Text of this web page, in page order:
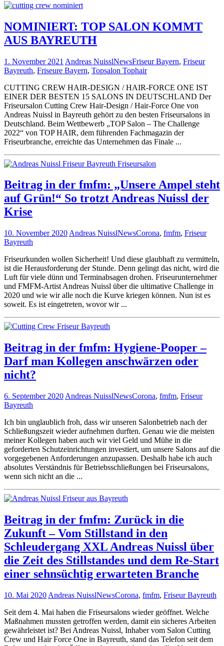
NOMINIERT: TOP SALON KOMMT
AUS BAYREUTH
1. November 2021 Andreas NuisslNewsFriseur Bayern, Friseur
Bayreuth, Friseure Bayern, Topsalon Tophair
CUTTING CREW HAIR-DESIGN / HAIR-FORCE ONE IST
EINER DER BESTEN 15 SALONS IN DEUTSCHLAND Der
Friseursalon Cutting Crew Hair-Design / Hair-Force One von
Andreas Nuissl in Bayreuth gehört zu den besten Friseursalons in
Deutschland. Beim Wettbewerb „TOP Salon – The Challenge
2022“ von TOP HAIR, dem führenden Fachmagazin der
Friseurbranche, erreichte das Unternehmen das Finale ...
Beitrag in der fmfm: „Unsere Ampel steht
auf Grün!“ So trotzt Andreas Nuissl der
Krise
10. November 2020 Andreas NuisslNewsCorona, fmfm, Friseur
Bayreuth
Friseurkunden wollen Sicherheit! Und diese glaubhaft zu vermitteln,
ist die Herausforderung der Stunde. Denn gelingt das nicht, wird die
Luft für viele dünn und Terminabsagen drohen. Friseurunternehmer
und FMFM-Artist Andreas Nuissl über die ultimative Challenge in
2020 und wie wir alle noch die Kurve kriegen können. Nun ist es
soweit. Es ist eingetreten, wovor wir ...
Beitrag in der fmfm: Hygiene-Pooper –
Darf man Kollegen anschwärzen oder
nicht?
6. September 2020 Andreas NuisslNewsCorona, fmfm, Friseur
Bayreuth
Ich bin unglaublich froh, dass wir unseren Salonbetrieb nach der
Schließungszeit wieder aufnehmen durften. Genau wie die meisten
meiner Kollegen haben auch wir viel Geld und Mühe in die
geforderten Schutzeinrichtungen investiert, um unsere Salons auf die
vorgegebenen Anforderungen anzupassen. Deshalb habe ich auch
absolutes Verständnis für Betriebsschließungen bei Friseursalons,
wenn sich nicht an die ...
Beitrag in der fmfm: Zurück in die
Zukunft – Vom Stillstand in den
Schleudergang XXL Andreas Nuissl über
die Zeit des Stillstandes und dem Re-Start
einer sehnsüchtig erwarteten Branche
10. Mai 2020 Andreas NuisslNewsCorona, fmfm, Friseur Bayreuth
Seit dem 4. Mai haben die Friseursalons wieder geöffnet. Welche
Maßnahmen mussten getroffen werden, damit ein sicheres Arbeiten
gewährleistet ist? Bei Andreas Nuissl, Inhaber vom Salon Cutting
Crew und Hair Force One in Bayreuth, stand das Telefon seit dem